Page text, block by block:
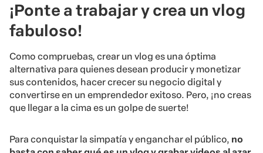
¡Ponte a trabajar y crea un vlog
fabuloso!
Como compruebas, crear un vlog es una óptima
alternativa para quienes desean producir y monetizar
sus contenidos, hacer crecer su negocio digital y
convertirse en un emprendedor exitoso. Pero, ¡no creas
que llegar a la cima es un golpe de suerte!
Para conquistar la simpatía y enganchar el público, no